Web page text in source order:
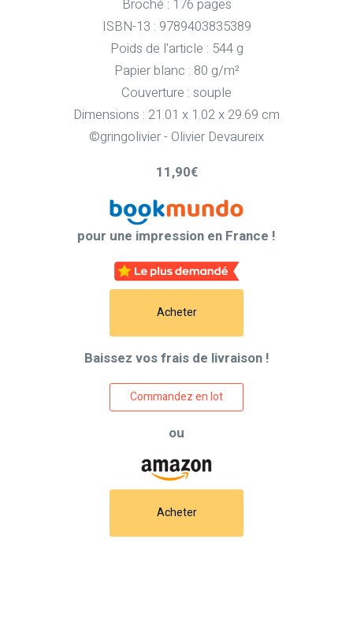
Broché : 176 pages
ISBN-13 : 9789403835389
Poids de l'article : 544 g
Papier blanc : 80 g/m²
Couverture : souple
Dimensions : 21.01 x 1.02 x 29.69 cm
©gringolivier - Olivier Devaureix
11,90€
pour une impression en France !
Acheter
Baissez vos frais de livraison !
Commandez en lot
ou
Acheter